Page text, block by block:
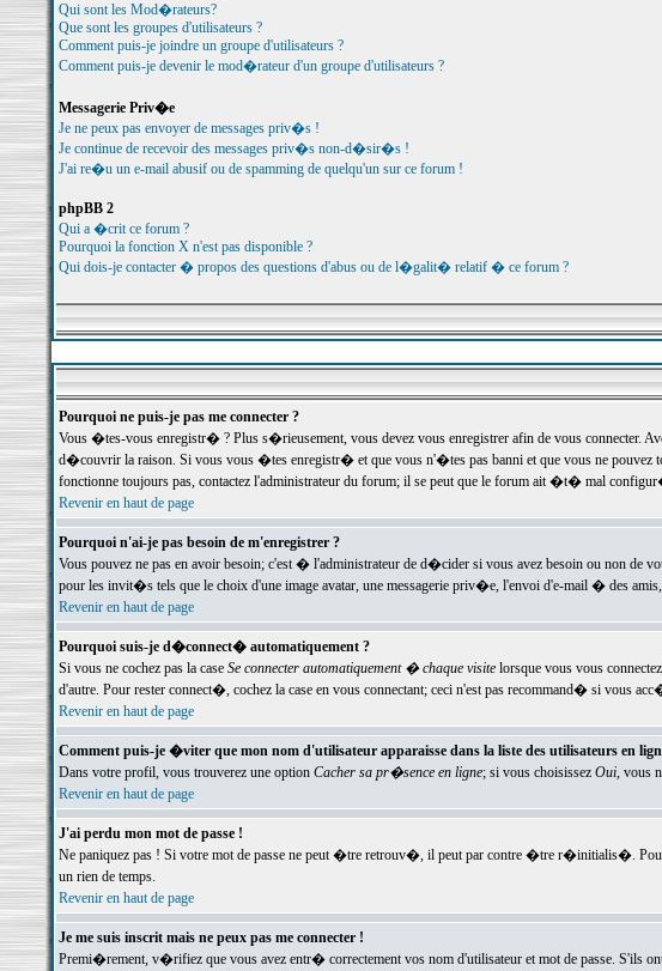
Qui sont les Mod�rateurs?
Que sont les groupes d'utilisateurs ?
Comment puis-je joindre un groupe d'utilisateurs ?
Comment puis-je devenir le mod�rateur d'un groupe d'utilisateurs ?
Messagerie Priv�e
Je ne peux pas envoyer de messages priv�s !
Je continue de recevoir des messages priv�s non-d�sir�s !
J'ai re�u un e-mail abusif ou de spamming de quelqu'un sur ce forum !
phpBB 2
Qui a �crit ce forum ?
Pourquoi la fonction X n'est pas disponible ?
Qui dois-je contacter � propos des questions d'abus ou de l�galit� relatif � ce forum ?
Pourquoi ne puis-je pas me connecter ?
Vous �tes-vous enregistr� ? Plus s�rieusement, vous devez vous enregistrer afin de vous connecter.
d�couvrir la raison. Si vous vous �tes enregistr� et que vous n'�tes pas banni et que vous ne
fonctionne toujours pas, contactez l'administrateur du forum; il se peut que le forum ait �t� mal
Revenir en haut de page
Pourquoi n'ai-je pas besoin de m'enregistrer ?
Vous pouvez ne pas en avoir besoin; c'est � l'administrateur de d�cider si vous avez besoin ou non de
pour les invit�s tels que le choix d'une image avatar, une messagerie priv�e, l'envoi d'e-mail � des
Revenir en haut de page
Pourquoi suis-je d�connect� automatiquement ?
Si vous ne cochez pas la case Se connecter automatiquement � chaque visitelorsque vous vous
d'autre. Pour rester connect�, cochez la case en vous connectant; ceci n'est pas recommand� si
Revenir en haut de page
Comment puis-je �viter que mon nom d'utilisateur apparaisse dans la liste des utilisateurs en
Dans votre profil, vous trouverez une option Cacher sa pr�sence en ligne; si vous choisissez Oui, vous
Revenir en haut de page
J'ai perdu mon mot de passe !
Ne paniquez pas ! Si votre mot de passe ne peut �tre retrouv�, il peut par contre �tre r�initialis�. Pour
un rien de temps.
Revenir en haut de page
Je me suis inscrit mais ne peux pas me connecter !
Premi�rement, v�rifiez que vous avez entr� correctement vos nom d'utilisateur et mot de passe.